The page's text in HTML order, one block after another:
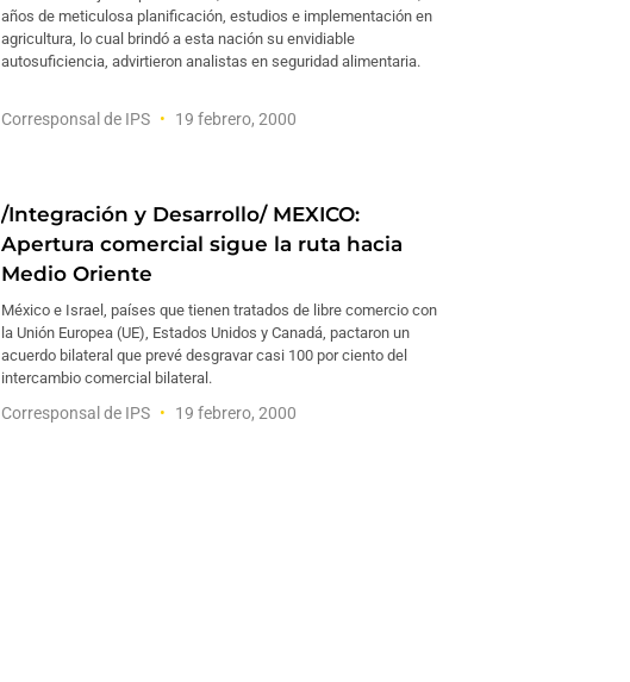
años de meticulosa planificación, estudios e implementación en
agricultura, lo cual brindó a esta nación su envidiable
autosuficiencia, advirtieron analistas en seguridad alimentaria.
Corresponsal de IPS 19 febrero, 2000
/Integración y Desarrollo/ MEXICO:
Apertura comercial sigue la ruta hacia
Medio Oriente
México e Israel, países que tienen tratados de libre comercio con
la Unión Europea (UE), Estados Unidos y Canadá, pactaron un
acuerdo bilateral que prevé desgravar casi 100 por ciento del
intercambio comercial bilateral.
Corresponsal de IPS 19 febrero, 2000